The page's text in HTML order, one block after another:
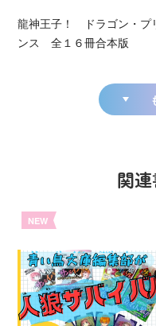
龍神王子！ ドラゴン・プ
ンス 全１６冊合本版
関
NEW